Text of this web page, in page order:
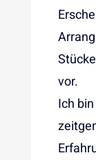
vor.
Ich